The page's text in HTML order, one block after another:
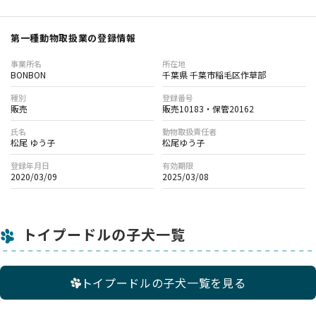
第一種動物取扱業の登録情報
事業所名
BONBON
所在地
千葉県 千葉市稲毛区作草部
種別
販売
登録番号
販売10183・保管20162
氏名
松尾 ゆう子
動物取扱責任者
松尾ゆう子
登録年月日
2020/03/09
有効期限
2025/03/08
トイプードルの子犬一覧
トイプードルの子犬一覧を見る